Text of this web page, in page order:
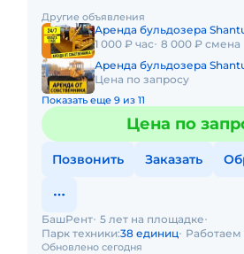
механизаторами с опытом работ на
Другие объявления
Аренда бульдозера
1 000 ₽ час 8 000 ₽ смена
Аренда бульдозера
Цена по запросу
Показать еще 9 из 11
Цена по
Позвонить Заказать
Обновлено сегодня
БашРент 5 лет на площадке
Парк техники:38 единиц Работаем